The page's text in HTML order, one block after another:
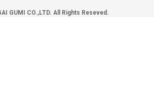
GUMI CO.,LTD. All Rights Reseved.